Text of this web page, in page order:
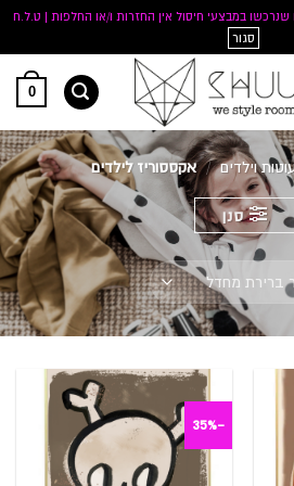
סגור
0
וילדים / אקססוריז לילדים
סנן
-35%